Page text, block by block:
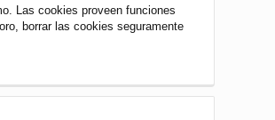
Las cookies proveen funciones
borrar las cookies seguramente